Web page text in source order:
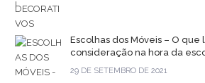
Escolhas dos Móveis – O que
consideração na hora da
29 DE SETEMBRO DE 2021